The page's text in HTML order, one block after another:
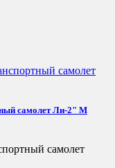
самолет Ли-2" М
самолет